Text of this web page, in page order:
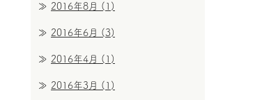
2016年8月 (1)
2016年6月 (3)
2016年4月 (1)
2016年3月 (1)